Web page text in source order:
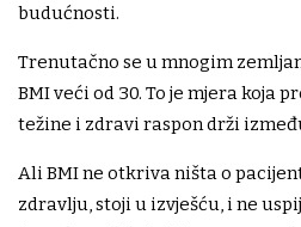
budućnosti.
Trenutačno se u mnogim
BMI veći od 30. To je mjera koja
težine i zdravi raspon drži
Ali BMI ne otkriva ništa o
zdravlju, stoji u izvješću, i ne